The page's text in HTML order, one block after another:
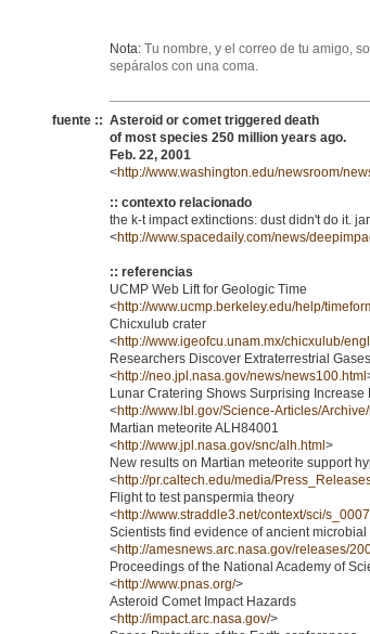
Nota: Tu nombre, y el correo de tu amigo,
sepáralos con una coma.
fuente :: Asteroid or comet triggered death
of most species 250 million years ago.
Feb. 22, 2001
<http://www.washington.edu/newsroom/
:: contexto relacionado
the k-t impact extinctions: dust didn't do it.
<http://www.spacedaily.com/news/
:: referencias
UCMP Web Lift for Geologic Time
<http://www.ucmp.berkeley.edu/help/
Chicxulub crater
<http://www.igeofcu.unam.mx/chicxulub/
Researchers Discover Extraterrestrial
<http://neo.jpl.nasa.gov/news/news100.html
Lunar Cratering Shows Surprising
<http://www.lbl.gov/Science-Articles/
Martian meteorite ALH84001
<http://www.jpl.nasa.gov/snc/alh.html >
New results on Martian meteorite support
<http://pr.caltech.edu/media/
Flight to test panspermia theory
<http://www.straddle3.net/context/sci/
Scientists find evidence of ancient microbial
<http://amesnews.arc.nasa.gov/releases/
Proceedings of the National Academy of
<http://www.pnas.org/>
Asteroid Comet Impact Hazards
<http://impact.arc.nasa.gov/>